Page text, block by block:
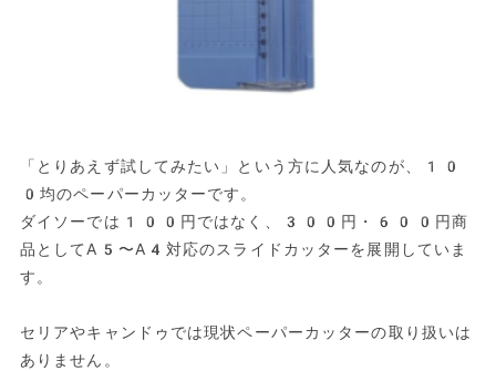
「とりあえず試してみたい」という方に人気なのが、10
0均のペーパーカッターです。
ダイソーでは100円ではなく、300円・600円商
品としてA5〜A4対応のスライドカッターを展開していま
す。
セリアやキャンドゥでは現状ペーパーカッターの取り扱いは
ありません。